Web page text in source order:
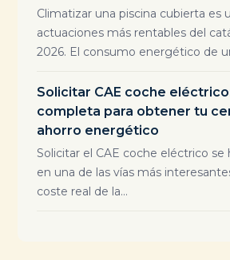
Climatizar una piscina cubierta es
actuaciones más rentables del
2026. El consumo energético de
Solicitar CAE coche
completa para obtener tu
ahorro energético
Solicitar el CAE coche eléctrico se
en una de las vías más
coste real de la...